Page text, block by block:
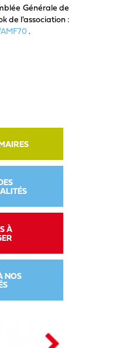
Générale de
de l'association :
.
À
NOS